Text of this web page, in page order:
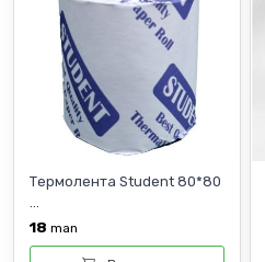
Термолента Student 80*80
...
18 man